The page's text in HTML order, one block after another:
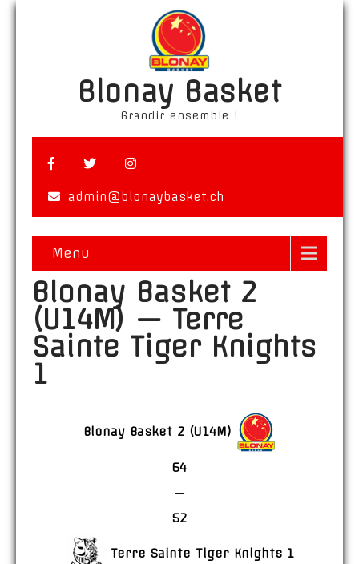
Blonay Basket
Grandir ensemble !
admin@blonaybasket.ch
Menu
Blonay Basket 2
(U14M) — Terre
Sainte Tiger Knights
1
Blonay Basket 2 (U14M)
64
—
52
Terre Sainte Tiger Knights 1